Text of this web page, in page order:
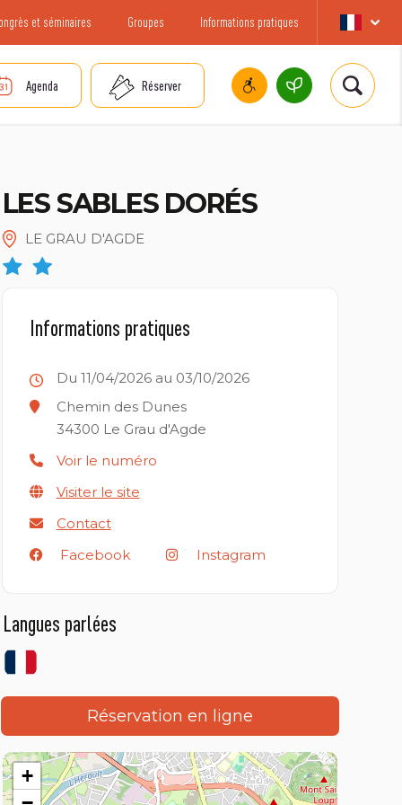
et séminaires Groupes Informations pratiques
Agenda Réserver
LES SABLES DORÉS
LE GRAU D'AGDE
Informations pratiques
Du 11/04/2026 au 03/10/2026
Chemin des Dunes
34300 Le Grau d'Agde
Voir le numéro
Visiter le site
Contact
Facebook
Instagram
Langues parlées
Réservation en ligne
+